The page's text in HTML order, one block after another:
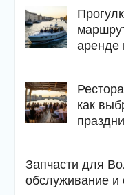
аренде
как
Запчасти для
обслуживание и